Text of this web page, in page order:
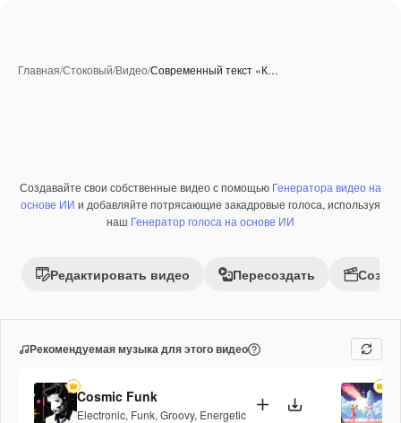
Главная/Стоковый/Видео/Современный текст «К…
Премиум
Создавайте свои собственные видео с помощью Генератора видео на
основе ИИ и добавляйте потрясающие закадровые голоса, используя
наш Генератор голоса на основе ИИ
Редактировать видео Пересоздать
Рекомендуемая музыка для этого видео
Cosmic Funk
Electronic, Funk, Groovy, Energetic